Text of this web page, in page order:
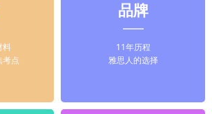
料
考点
品牌
11年历程
雅思人的选择